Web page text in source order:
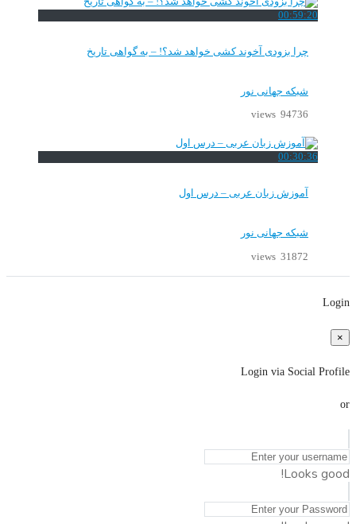
00:59:20
چرا بزودی آخوند کشی خواهد شد؟! – به گواهی تاریخ
شبکه جهانی نور
94736 views
00:30:36
آموزش زبان عربی – درس اول
شبکه جهانی نور
31872 views
Login
×
Login via Social Profile
or
Looks good!